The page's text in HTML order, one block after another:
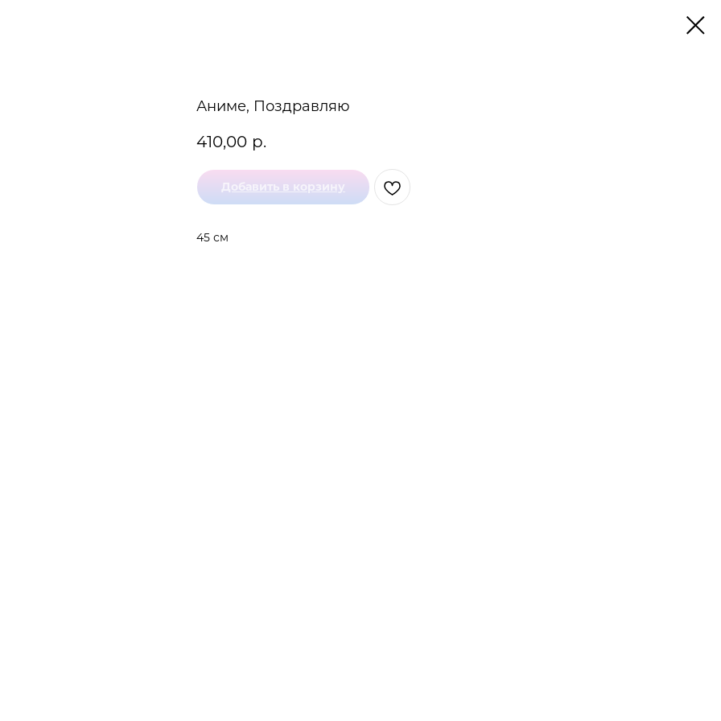
Аниме, Поздравляю
410,00 р.
Добавить в корзину
45 см